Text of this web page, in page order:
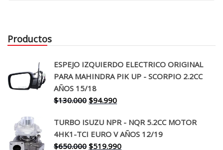
Productos
ESPEJO IZQUIERDO ELECTRICO ORIGINAL
PARA MAHINDRA PIK UP - SCORPIO 2.2CC
AÑOS 15/18
$130.000 El
original
era:
$130.000.
$94.990El
actual
es:
$94.990.
TURBO ISUZU NPR - NQR 5.2CC MOTOR
4HK1-TCI EURO V AÑOS 12/19
$650.000 El
$519.990El